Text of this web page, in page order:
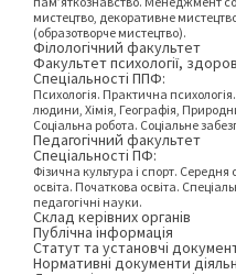
мистецтво, декоративне
(образотворче мистецтво).
Філологічний факультет
Факультет психології,
Спеціальності ППФ:
Психологія. Практична
людини, Хімія, Географія,
Соціальна робота. Соціальне
Педагогічний факультет
Спеціальності ПФ:
Фізична культура і спорт.
освіта. Початкова освіта.
педагогічні науки.
Склад керівних органів
Публічна інформація
Статут та установчі
Нормативні документи